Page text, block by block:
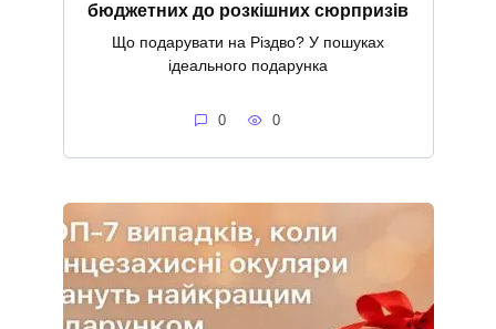
бюджетних до розкішних сюрпризів
Що подарувати на Різдво? У пошуках
ідеального подарунка
0 0